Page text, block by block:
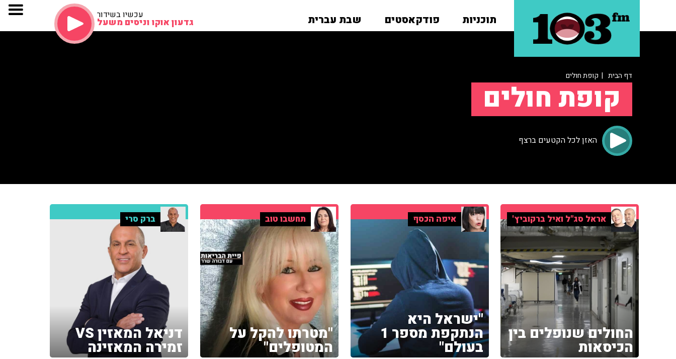
תוכניות פודקאסטים שבת עברית עכשיו בשידור
גדעון אוקו וניסים משעל
דף הבית | קופת חולים
קופת חולים
האזן לכל הקטעים ברצף
אראל סג"ל ואיל ברקוביץ'
החולים שנופלים בין
הכיסאות
איפה הכסף
"ישראל היא
הנתקפת מספר 1
בעולם"
תחשבו טוב
"מטרתו להקל על
המטופלים"
ברק סרי
דניאל המאזין VS
זמירה המאזינה